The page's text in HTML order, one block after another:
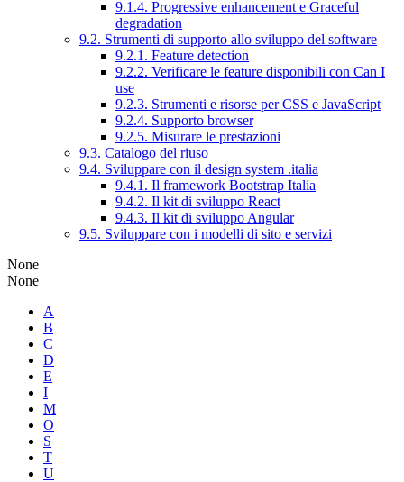
9.1.4. Progressive enhancement e Graceful
degradation
9.2. Strumenti di supporto allo sviluppo del software
9.2.1. Feature detection
9.2.2. Verificare le feature disponibili con Can I
use
9.2.3. Strumenti e risorse per CSS e JavaScript
9.2.4. Supporto browser
9.2.5. Misurare le prestazioni
9.3. Catalogo del riuso
9.4. Sviluppare con il design system .italia
9.4.1. Il framework Bootstrap Italia
9.4.2. Il kit di sviluppo React
9.4.3. Il kit di sviluppo Angular
9.5. Sviluppare con i modelli di sito e servizi
None
None
A
B
C
D
E
I
M
O
S
T
U